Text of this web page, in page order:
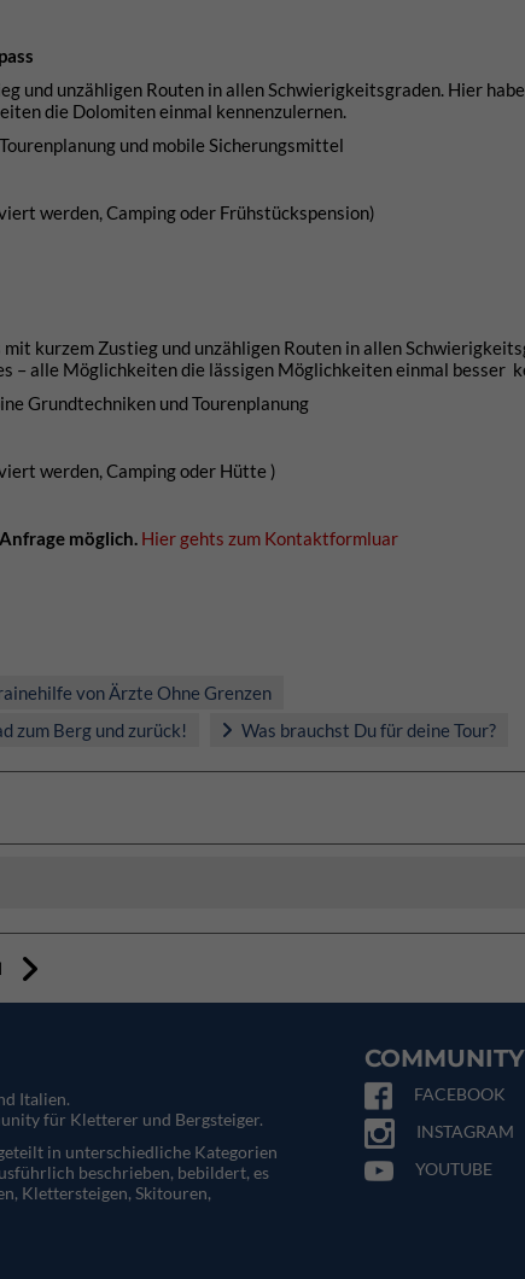
und unzähligen Routen in allen Schwierigkeitsgraden. Hier
die Dolomiten einmal kennenzulernen.
und mobile Sicherungsmittel
werden, Camping oder Frühstückspension)
kurzem Zustieg und unzähligen Routen in allen
– alle Möglichkeiten die lässigen Möglichkeiten einmal besser
Grundtechniken und Tourenplanung
werden, Camping oder Hütte )
möglich. Hier gehts zum Kontaktformluar
von Ärzte Ohne Grenzen
zum Berg und zurück!
Was brauchst Du für deine Tour?
Italien.
für Kletterer und Bergsteiger.
in unterschiedliche Kategorien
beschrieben, bebildert, es
Klettersteigen, Skitouren,
COMMUNITY
FACEBOOK
INSTAGRAM
YOUTUBE